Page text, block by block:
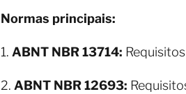
Normas principais:
1. ABNT NBR 13714:
2. ABNT NBR 12693: